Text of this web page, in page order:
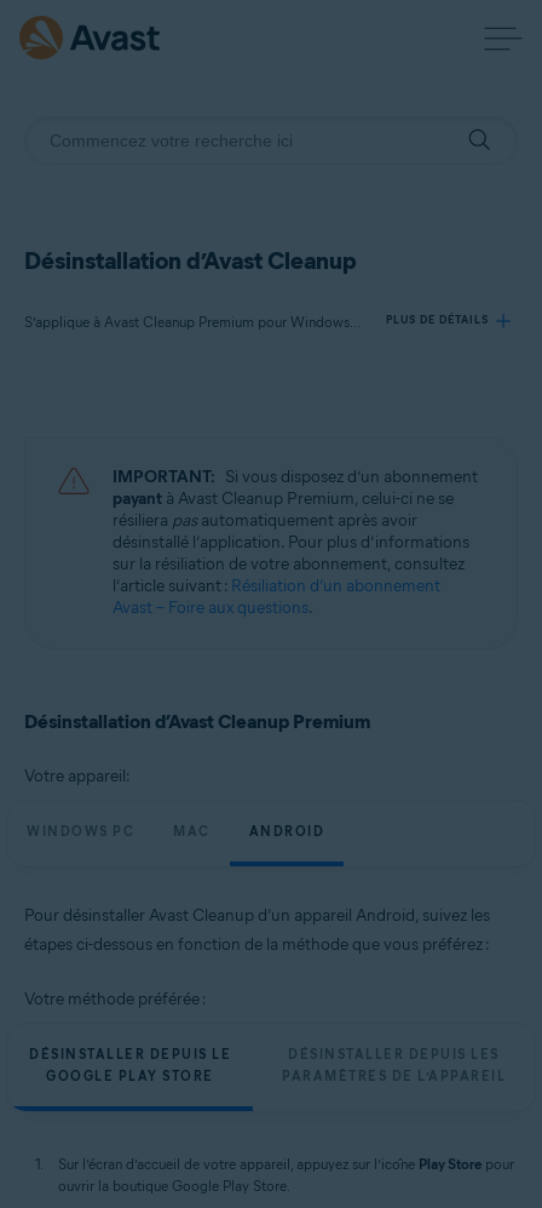
Désinstallation d’Avast Cleanup
S’applique à Avast Cleanup Premium pour Windows, Avast Cleanup Premium pour Mac, Avast Cleanup pour Android PLUS DE DÉTAILS
Avast Cleanup Premium 4.x pour Mac
Avast Cleanup 24.x pour Android
Microsoft Windows 11 Famille/Pro/Entreprise/Éducation
Microsoft Windows 10 Famille/Pro/Entreprise/Éducation (32/64 bits)
Microsoft Windows 8.1/Professionnel/Entreprise (32/64 bits)
Microsoft Windows 8/Professionnel/Entreprise (32/64 bits)
Apple macOS 13.x (Ventura)
Apple macOS 11.x (Big Sur)
Apple macOS 10.13.x (High Sierra)
Systèmes d'exploitation:
IMPORTANT: Si vous disposez d’un abonnement
payant à Avast Cleanup Premium, celui-ci ne se
résiliera pasautomatiquement après avoir
désinstallé l’application. Pour plus d’informations
sur la résiliation de votre abonnement, consultez
l’article suivant : Résiliation d’un abonnement
Avast – Foire aux questions.
Désinstallation d’Avast Cleanup Premium
Votre appareil:
WINDOWS PC MAC ANDROID
Pour désinstaller Avast Cleanup d’un appareil Android, suivez les
étapes ci-dessous en fonction de la méthode que vous préférez :
Votre méthode préférée :
DÉSINSTALLER DEPUIS LE
GOOGLE PLAY STORE
DÉSINSTALLER DEPUIS LES
PARAMÈTRES DE L’APPAREIL
Sur l’écran d’accueil de votre appareil, appuyez sur l’icône Play Store pour
ouvrir la boutique Google Play Store.